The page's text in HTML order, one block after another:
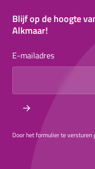
Blijf op de hoogte
Alkmaar!
E-mailadres
Door het formulier te versturen